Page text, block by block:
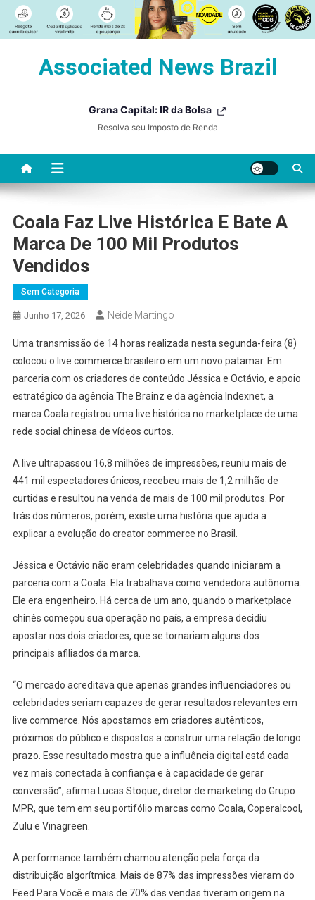
Associated News Brazil
Grana Capital: IR da Bolsa
Resolva seu Imposto de Renda
Coala Faz Live Histórica E Bate A
Marca De 100 Mil Produtos
Vendidos
Sem Categoria
Junho 17, 2026 Neide Martingo
Uma transmissão de 14 horas realizada nesta segunda-feira (8)
colocou o live commerce brasileiro em um novo patamar. Em
parceria com os criadores de conteúdo Jéssica e Octávio, e apoio
estratégico da agência The Brainz e da agência Indexnet, a
marca Coala registrou uma live histórica no marketplace de uma
rede social chinesa de vídeos curtos.
A live ultrapassou 16,8 milhões de impressões, reuniu mais de
441 mil espectadores únicos, recebeu mais de 1,2 milhão de
curtidas e resultou na venda de mais de 100 mil produtos. Por
trás dos números, porém, existe uma história que ajuda a
explicar a evolução do creator commerce no Brasil.
Jéssica e Octávio não eram celebridades quando iniciaram a
parceria com a Coala. Ela trabalhava como vendedora autônoma.
Ele era engenheiro. Há cerca de um ano, quando o marketplace
chinês começou sua operação no país, a empresa decidiu
apostar nos dois criadores, que se tornariam alguns dos
principais afiliados da marca.
“O mercado acreditava que apenas grandes influenciadores ou
celebridades seriam capazes de gerar resultados relevantes em
live commerce. Nós apostamos em criadores autênticos,
próximos do público e dispostos a construir uma relação de longo
prazo. Esse resultado mostra que a influência digital está cada
vez mais conectada à confiança e à capacidade de gerar
conversão”, afirma Lucas Stoque, diretor de marketing do Grupo
MPR, que tem em seu portifólio marcas como Coala, Coperalcool,
Zulu e Vinagreen.
A performance também chamou atenção pela força da
distribuição algorítmica. Mais de 87% das impressões vieram do
Feed Para Você e mais de 70% das vendas tiveram origem na